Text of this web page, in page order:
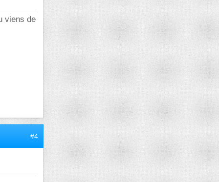
viens de
#4